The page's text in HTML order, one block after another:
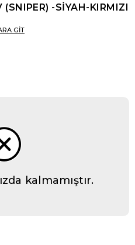
-SİYAH-KIRMIZI
GİT
kalmamıştır.